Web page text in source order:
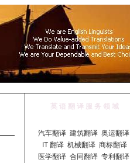
英 语 翻 译 服 务 领 域
汽车翻译 建筑翻译 奥运翻译
IT 翻译 机械翻译 商标翻译
医学翻译 合同翻译 专利翻译